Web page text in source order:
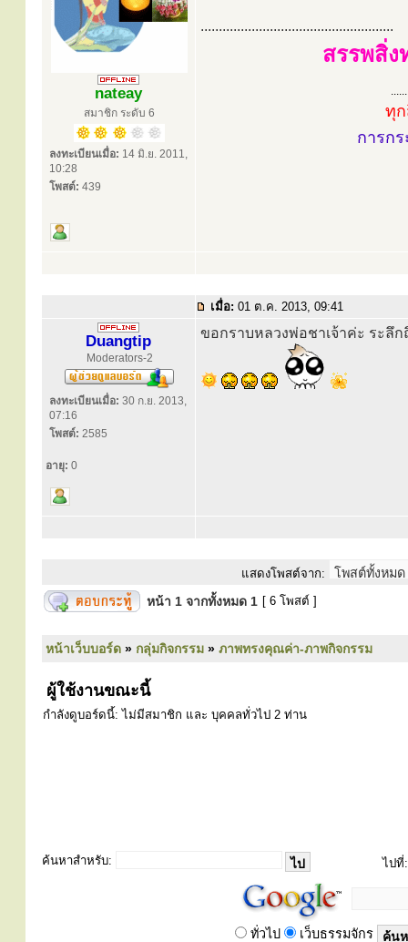
nateay
สมาชิก ระดับ 6
ลงทะเบียนเมื่อ: 14 มิ.ย. 2011,
10:28
โพสต์: 439
.....................................................
สรรพสิ่
ทุ
การก
เมื่อ: 01 ต.ค. 2013, 09:41
Duangtip
Moderators-2
ลงทะเบียนเมื่อ: 30 ก.ย. 2013,
07:16
โพสต์: 2585
อายุ: 0
ขอกราบหลวงพ่อชาเจ้าค่ะ ระลึ
แสดงโพสต์จาก:
หน้า 1 จากทั้งหมด 1 [ 6 โพสต์ ]
หน้าเว็บบอร์ด » กลุ่มกิจกรรม » ภาพทรงคุณค่า-ภาพกิจกรรม
ผู้ใช้งานขณะนี้
กำลังดูบอร์ดนี้: ไม่มีสมาชิก และ บุคคลทั่วไป 2 ท่าน
ค้นหาสำหรับ: ไปที่:
ทั่วไป เว็บธรรมจักร